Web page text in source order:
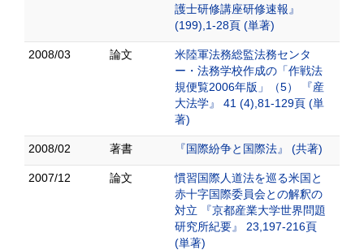
護士研修講座研修速報』
(199),1-28頁 (単著)
2008/03 論文
米陸軍法務総監法務センタ
ー・法務学校作成の「作戦法
規便覧2006年版」（5） 『産
大法学』 41 (4),81-129頁 (単
著)
2008/02 著書 『国際紛争と国際法』 (共著)
2007/12 論文
慣習国際人道法を巡る米国と
赤十字国際委員会との解釈の
対立 『京都産業大学世界問題
研究所紀要』 23,197-216頁
(単著)